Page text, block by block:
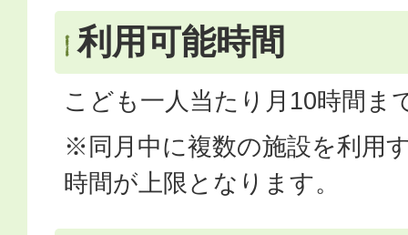
利用可能時間
こども一人当たり月10時間ま
※同月中に複数の施設を利用
時間が上限となります。